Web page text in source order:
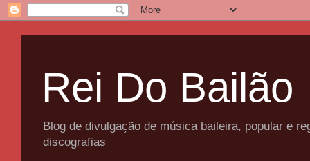
Rei Do Bailão
Blog de divulgação de música baileira, popular e
discografias